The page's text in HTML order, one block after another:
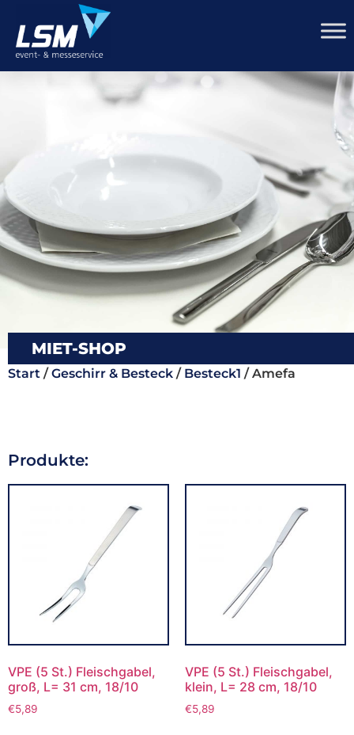
MIET-SHOP
Start /Geschirr & Besteck / Besteck1 / Amefa
Produkte:
VPE (5 St.) Fleischgabel,
groß, L= 31 cm, 18/10
€5,89
VPE (5 St.) Fleischgabel,
klein, L= 28 cm, 18/10
€5,89